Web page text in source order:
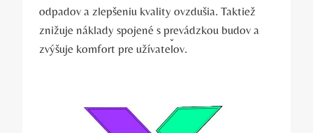
odpadov a zlepšeniu kvality ovzdušia. Taktiež
znižuje náklady spojené s prevádzkou budov a
zvýšuje komfort pre užívateľov.